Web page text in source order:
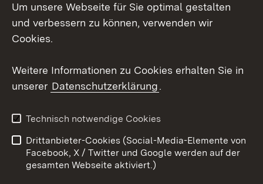
Social Wall
Youtube
Kontakt
Datenschutz
Barrierefreiheit
Impressum Cookies
Um unsere Webseite für Sie optimal gestalten
und verbessern zu können, verwenden wir
Cookies.
Weitere Informationen zu Cookies erhalten Sie in
unserer Datenschutzerklärung.
Technisch notwendige Cookies
Drittanbieter-Cookies (Social-Media-Elemente von
Facebook, X / Twitter und Google werden auf der
gesamten Webseite aktiviert.)